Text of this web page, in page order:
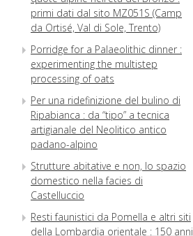
primi dati dal sito MZ051S (Camp
da Ortisé, Val di Sole, Trento)
Porridge for a Palaeolithic dinner :
experimenting the multistep
processing of oats
Per una ridefinizione del bulino di
Ripabianca : da “tipo” a tecnica
artigianale del Neolitico antico
padano-alpino
Strutture abitative e non, lo spazio
domestico nella facies di
Castelluccio
Resti faunistici da Pomella e altri siti
della Lombardia orientale : 150 anni